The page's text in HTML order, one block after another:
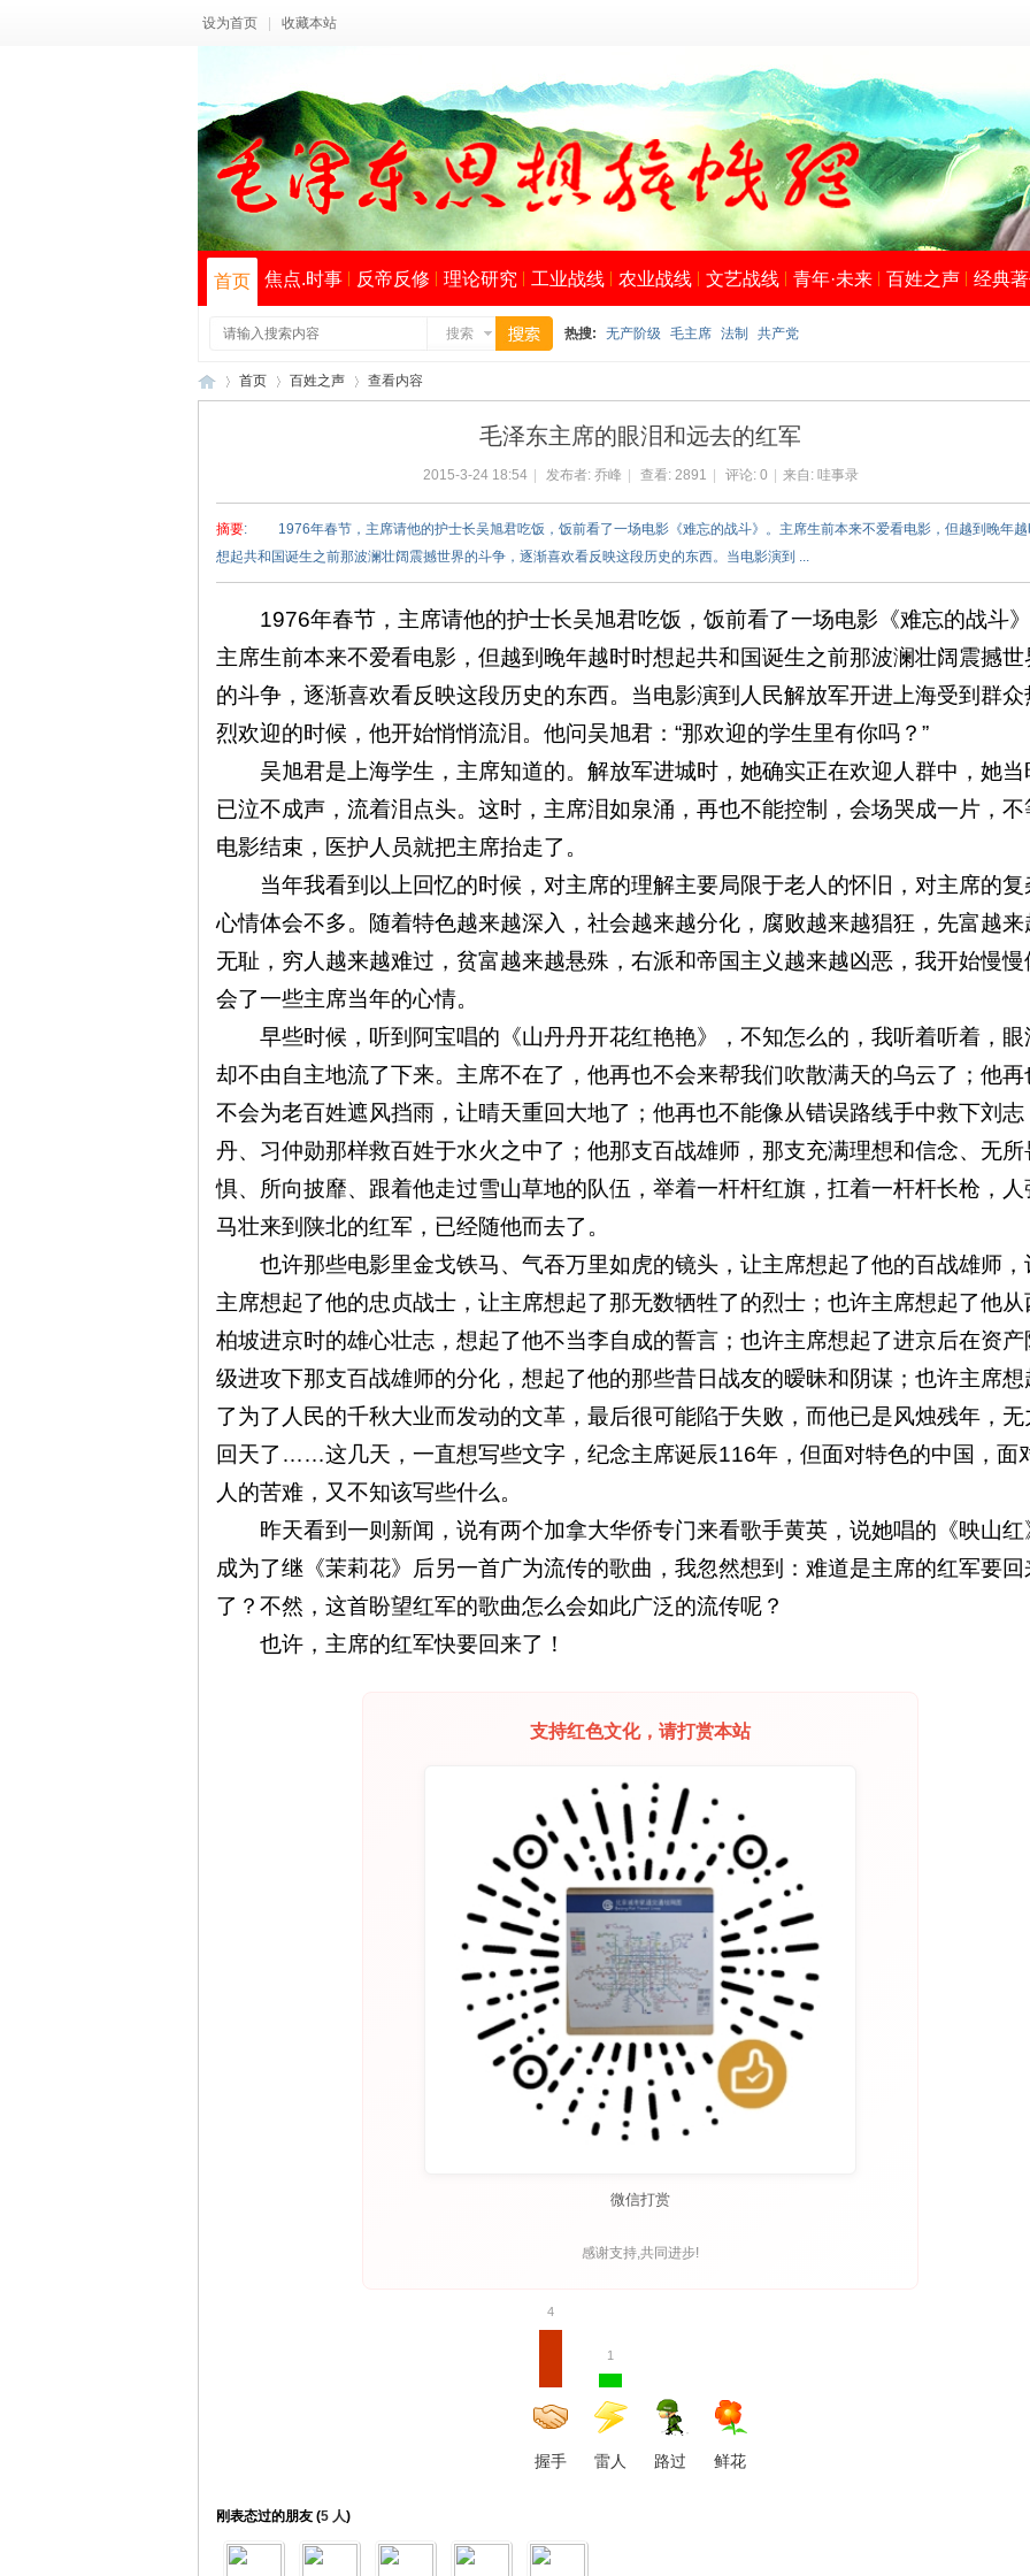
设为首页 收藏本站
首页 焦点.时事 反帝反修 理论研究 工业战线 农业战线 文艺战线 青年·未来 百姓之声 经典
搜索 热搜: 无产阶级 毛主席 法制 共产党
首页 百姓之声 查看内容
毛泽东主席的眼泪和远去的红军
2015-3-24 18:54 发布者: 乔峰 查看: 2891 评论: 0 来自: 哇事录
摘要: 1976年春节，主席请他的护士长吴旭君吃饭，饭前看了一场电影《难忘的战斗》。主席生前本来不爱看电影，但越到晚年越
想起共和国诞生之前那波澜壮阔震撼世界的斗争，逐渐喜欢看反映这段历史的东西。当电影演到 ...
1976年春节，主席请他的护士长吴旭君吃饭，饭前看了一场电影《难忘的战斗
主席生前本来不爱看电影，但越到晚年越时时想起共和国诞生之前那波澜壮阔震撼世
的斗争，逐渐喜欢看反映这段历史的东西。当电影演到人民解放军开进上海受到群众
烈欢迎的时候，他开始悄悄流泪。他问吴旭君：“那欢迎的学生里有你吗？”
吴旭君是上海学生，主席知道的。解放军进城时，她确实正在欢迎人群中，她当
已泣不成声，流着泪点头。这时，主席泪如泉涌，再也不能控制，会场哭成一片，不
电影结束，医护人员就把主席抬走了。
当年我看到以上回忆的时候，对主席的理解主要局限于老人的怀旧，对主席的复
心情体会不多。随着特色越来越深入，社会越来越分化，腐败越来越猖狂，先富越来
无耻，穷人越来越难过，贫富越来越悬殊，右派和帝国主义越来越凶恶，我开始慢慢
会了一些主席当年的心情。
早些时候，听到阿宝唱的《山丹丹开花红艳艳》，不知怎么的，我听着听着，眼
却不由自主地流了下来。主席不在了，他再也不会来帮我们吹散满天的乌云了；他再
不会为老百姓遮风挡雨，让晴天重回大地了；他再也不能像从错误路线手中救下刘志
丹、习仲勋那样救百姓于水火之中了；他那支百战雄师，那支充满理想和信念、无所
惧、所向披靡、跟着他走过雪山草地的队伍，举着一杆杆红旗，扛着一杆杆长枪，人
马壮来到陕北的红军，已经随他而去了。
也许那些电影里金戈铁马、气吞万里如虎的镜头，让主席想起了他的百战雄师，
主席想起了他的忠贞战士，让主席想起了那无数牺牲了的烈士；也许主席想起了他从
柏坡进京时的雄心壮志，想起了他不当李自成的誓言；也许主席想起了进京后在资产
级进攻下那支百战雄师的分化，想起了他的那些昔日战友的暧昧和阴谋；也许主席想
了为了人民的千秋大业而发动的文革，最后很可能陷于失败，而他已是风烛残年，无
回天了……这几天，一直想写些文字，纪念主席诞辰116年，但面对特色的中国，面
人的苦难，又不知该写些什么。
昨天看到一则新闻，说有两个加拿大华侨专门来看歌手黄英，说她唱的《映山红
成为了继《茉莉花》后另一首广为流传的歌曲，我忽然想到：难道是主席的红军要回
了？不然，这首盼望红军的歌曲怎么会如此广泛的流传呢？
也许，主席的红军快要回来了！
支持红色文化，请打赏本站
微信打赏
感谢支持,共同进步!
4
握手
1
雷人 路过 鲜花
刚表态过的朋友 (5 人)